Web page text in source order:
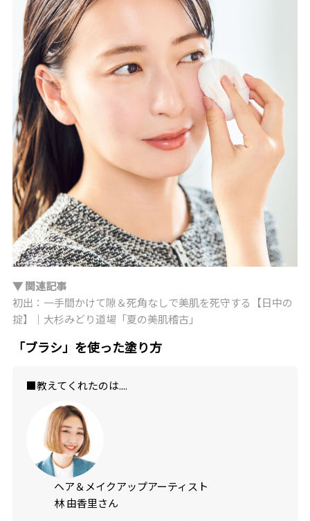
▼ 関連記事
初出：一手間かけて隙＆死角なしで美肌を死守する【日中の
掟】｜大杉みどり道場「夏の美肌稽古」
「ブラシ」を使った塗り方
■教えてくれたのは....
ヘア＆メイクアップアーティスト
林 由香里さん